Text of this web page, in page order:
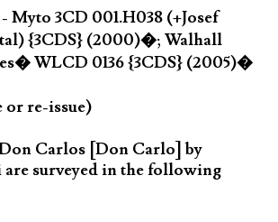
Myto 3CD 001.H038 (+Josef
{3CDS} (2000)�; Walhall
WLCD 0136 {3CDS} (2005)�
re-issue)
Carlos [Don Carlo] by
are surveyed in the following